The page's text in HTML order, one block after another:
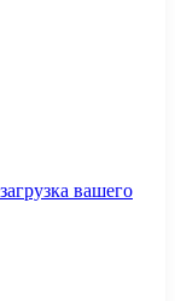
вашего